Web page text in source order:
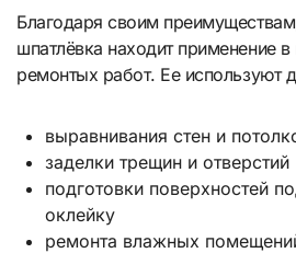
Благодаря своим
шпатлёвка находит применение
ремонтых работ. Ее используют
выравнивания стен и
заделки трещин и отверстий
подготовки поверхностей
оклейку
ремонта влажных